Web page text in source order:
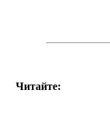
Читайте: